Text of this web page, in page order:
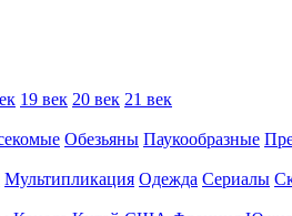
19 век 20 век 21 век
Обезьяны Паукообразные
Мультипликация Одежда Сериалы